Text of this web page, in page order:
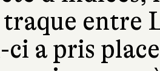
traque entre
ci a pris